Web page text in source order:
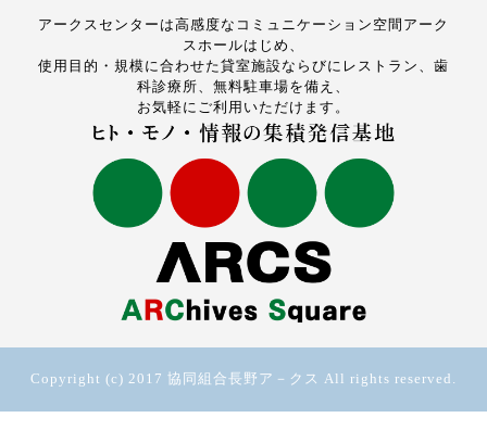
アークスセンターは高感度なコミュニケーション空間アーク
スホールはじめ、
使用目的・規模に合わせた貸室施設ならびにレストラン、歯
科診療所、無料駐車場を備え、
お気軽にご利用いただけます。
Copyright (c) 2017 協同組合長野ア－クス All rights reserved.